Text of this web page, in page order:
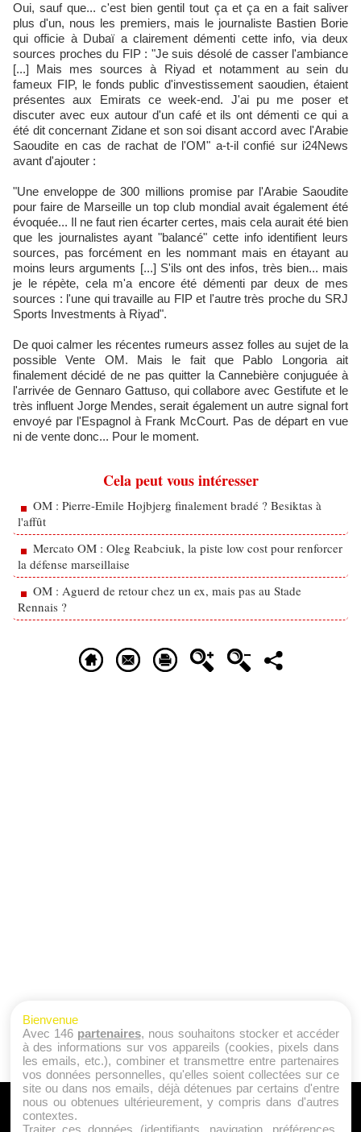
Oui, sauf que... c'est bien gentil tout ça et ça en a fait saliver
plus d'un, nous les premiers, mais le journaliste Bastien Borie
qui officie à Dubaï a clairement démenti cette info, via deux
sources proches du FIP : "Je suis désolé de casser l'ambiance
[...] Mais mes sources à Riyad et notamment au sein du
fameux FIP, le fonds public d'investissement saoudien, étaient
présentes aux Emirats ce week-end. J'ai pu me poser et
discuter avec eux autour d'un café et ils ont démenti ce qui a
été dit concernant Zidane et son soi disant accord avec l'Arabie
Saoudite en cas de rachat de l'OM" a-t-il confié sur i24News
avant d'ajouter :
"Une enveloppe de 300 millions promise par l'Arabie Saoudite
pour faire de Marseille un top club mondial avait également été
évoquée... Il ne faut rien écarter certes, mais cela aurait été bien
que les journalistes ayant "balancé" cette info identifient leurs
sources, pas forcément en les nommant mais en étayant au
moins leurs arguments [...] S'ils ont des infos, très bien... mais
je le répète, cela m'a encore été démenti par deux de mes
sources : l'une qui travaille au FIP et l'autre très proche du SRJ
Sports Investments à Riyad".
De quoi calmer les récentes rumeurs assez folles au sujet de la
possible Vente OM. Mais le fait que Pablo Longoria ait
finalement décidé de ne pas quitter la Cannebière conjuguée à
l'arrivée de Gennaro Gattuso, qui collabore avec Gestifute et le
très influent Jorge Mendes, serait également un autre signal fort
envoyé par l'Espagnol à Frank McCourt. Pas de départ en vue
ni de vente donc... Pour le moment.
Cela peut vous intéresser
OM : Pierre-Emile Hojbjerg finalement bradé ? Besiktas à
l'affût
Mercato OM : Oleg Reabciuk, la piste low cost pour renforcer
la défense marseillaise
OM : Aguerd de retour chez un ex, mais pas au Stade
Rennais ?
A PROPOS
Bienvenue
Avec 146 partenaires, nous souhaitons stocker et accéder
à des informations sur vos appareils (cookies, pixels dans
les emails, etc.), combiner et transmettre entre partenaires
vos données personnelles, qu'elles soient collectées sur ce
site ou dans nos emails, déjà détenues par certains d'entre
nous ou obtenues ultérieurement, y compris dans d'autres
contextes.
Traiter ces données (identifiants, navigation, préférences,